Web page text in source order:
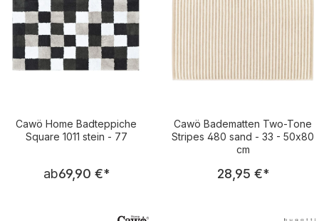
Cawö Home Badteppiche
Square 1011 stein - 77
Regulärer Preis:
ab69,90 €*
Cawö Badematten Two-Tone
Stripes 480 sand - 33 - 50x80
cm
Regulärer
28,95 €*